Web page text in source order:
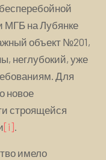
МГБ на Лубянке
объект №201,
неглубокий, уже
Для
новое
строящейся
[i].
имело